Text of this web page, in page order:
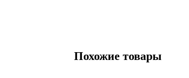
Похожие товары